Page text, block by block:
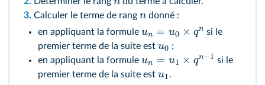
3. Calculer le terme de rang n donné :
en appliquant la formule un = u0 × qn si le
premier terme de la suite est u0 ;
en appliquant la formule un = u1 × qn−1 si le
premier terme de la suite est u1.